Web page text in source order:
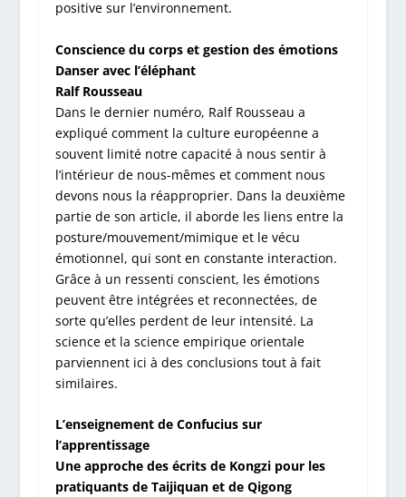
positive sur l’environnement.
Conscience du corps et gestion des émotions
Danser avec l’éléphant
Ralf Rousseau
Dans le dernier numéro, Ralf Rousseau a
expliqué comment la culture européenne a
souvent limité notre capacité à nous sentir à
l’intérieur de nous-mêmes et comment nous
devons nous la réapproprier. Dans la deuxième
partie de son article, il aborde les liens entre la
posture/mouvement/mimique et le vécu
émotionnel, qui sont en constante interaction.
Grâce à un ressenti conscient, les émotions
peuvent être intégrées et reconnectées, de
sorte qu’elles perdent de leur intensité. La
science et la science empirique orientale
parviennent ici à des conclusions tout à fait
similaires.
L’enseignement de Confucius sur
l’apprentissage
Une approche des écrits de Kongzi pour les
pratiquants de Taijiquan et de Qigong